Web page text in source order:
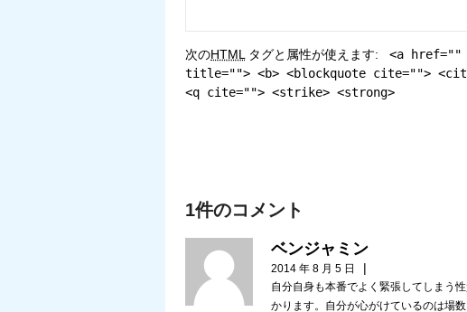
次のHTML タグと属性が使えます:
<a
title=""> <b> <blockquote cite="">
<q cite=""> <strike> <strong>
1件のコメント
ベンジャミン
2014 年 8 月 5 日 |
自分自身も本番でよく緊張してしまう
かります。自分が心がけているのは場